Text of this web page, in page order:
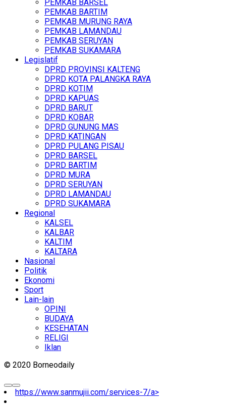
PEMKAB BARSEL
PEMKAB BARTIM
PEMKAB MURUNG RAYA
PEMKAB LAMANDAU
PEMKAB SERUYAN
PEMKAB SUKAMARA
Legislatif
DPRD PROVINSI KALTENG
DPRD KOTA PALANGKA RAYA
DPRD KOTIM
DPRD KAPUAS
DPRD BARUT
DPRD KOBAR
DPRD GUNUNG MAS
DPRD KATINGAN
DPRD PULANG PISAU
DPRD BARSEL
DPRD BARTIM
DPRD MURA
DPRD SERUYAN
DPRD LAMANDAU
DPRD SUKAMARA
Regional
KALSEL
KALBAR
KALTIM
KALTARA
Nasional
Politik
Ekonomi
Sport
Lain-lain
OPINI
BUDAYA
KESEHATAN
RELIGI
Iklan
© 2020 Borneodaily
https://www.sanmujii.com/services-7/a>